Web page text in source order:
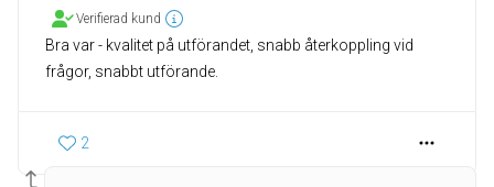
Verifierad kund
Bra var - kvalitet på utförandet, snabb återkoppling vid
frågor, snabbt utförande.
2